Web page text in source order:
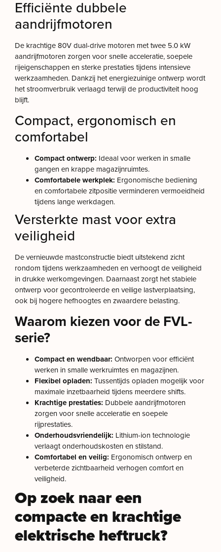
Efficiënte dubbele
aandrijfmotoren
De krachtige 80V dual-drive motoren met twee 5.0 kW
aandrijfmotoren zorgen voor snelle acceleratie, soepele
rijeigenschappen en sterke prestaties tijdens intensieve
werkzaamheden. Dankzij het energiezuinige ontwerp wordt
het stroomverbruik verlaagd terwijl de productiviteit hoog
blijft.
Compact, ergonomisch en
comfortabel
Compact ontwerp: Ideaal voor werken in smalle
gangen en krappe magazijnruimtes.
Comfortabele werkplek: Ergonomische bediening
en comfortabele zitpositie verminderen vermoeidheid
tijdens lange werkdagen.
Versterkte mast voor extra
veiligheid
De vernieuwde mastconstructie biedt uitstekend zicht
rondom tijdens werkzaamheden en verhoogt de veiligheid
in drukke werkomgevingen. Daarnaast zorgt het stabiele
ontwerp voor gecontroleerde en veilige lastverplaatsing,
ook bij hogere hefhoogtes en zwaardere belasting.
Waarom kiezen voor de FVL-
serie?
Compact en wendbaar: Ontworpen voor efficiënt
werken in smalle werkruimtes en magazijnen.
Flexibel opladen: Tussentijds opladen mogelijk voor
maximale inzetbaarheid tijdens meerdere shifts.
Krachtige prestaties: Dubbele aandrijfmotoren
zorgen voor snelle acceleratie en soepele
rijprestaties.
Onderhoudsvriendelijk: Lithium-ion technologie
verlaagt onderhoudskosten en stilstand.
Comfortabel en veilig: Ergonomisch ontwerp en
verbeterde zichtbaarheid verhogen comfort en
veiligheid.
Op zoek naar een
compacte en krachtige
elektrische heftruck?